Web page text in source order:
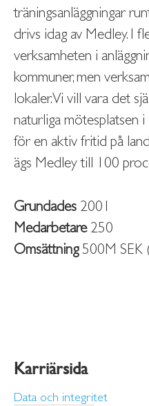
träningsanläggningar
drivs idag av Medley. I
verksamheten i
kommuner, men
lokaler. Vi vill vara det
naturliga mötesplatsen
för en aktiv fritid på
ägs Medley till 100
Grundades 2001
Medarbetare 250
Omsättning500M SEK
Karriärsida
Data och integritet